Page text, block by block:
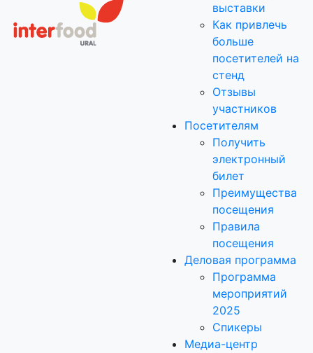
выставки
Как привлечь
больше
посетителей на
стенд
Отзывы
участников
Посетителям
Получить
электронный
билет
Преимущества
посещения
Правила
посещения
Деловая программа
Программа
мероприятий
2025
Спикеры
Медиа-центр